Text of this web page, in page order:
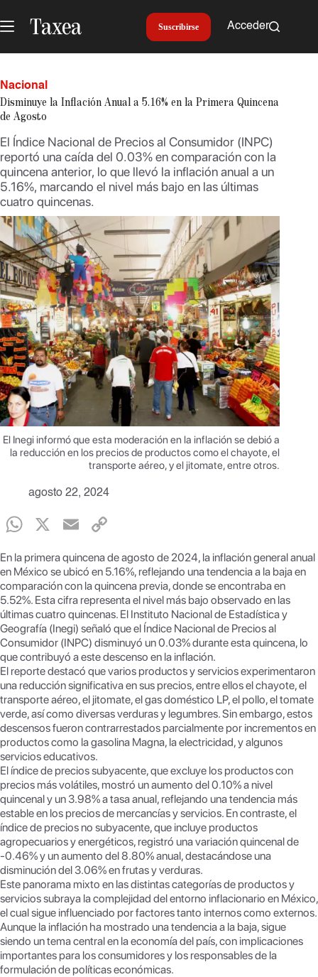
al
contenido
Suscribirse Acceder
Nacional
Disminuye la Inflación Anual a 5.16% en la Primera Quincena
de Agosto
El Índice Nacional de Precios al Consumidor (INPC)
reportó una caída del 0.03% en comparación con la
quincena anterior, lo que llevó la inflación anual a un
5.16%, marcando el nivel más bajo en las últimas
cuatro quincenas.
El Inegi informó que esta moderación en la inflación se debió a
la reducción en los precios de productos como el chayote, el
transporte aéreo, y el jitomate, entre otros.
agosto 22, 2024
W
at
s
A
p
p
X
E
ail
o
p
y
Li
n
k
En la primera quincena de agosto de 2024, la inflación general anual
en México se ubicó en 5.16%, reflejando una tendencia a la baja en
comparación con la quincena previa, donde se encontraba en
5.52%. Esta cifra representa el nivel más bajo observado en las
últimas cuatro quincenas. El Instituto Nacional de Estadística y
Geografía (Inegi) señaló que el Índice Nacional de Precios al
Consumidor (INPC) disminuyó un 0.03% durante esta quincena, lo
que contribuyó a este descenso en la inflación.
El reporte destacó que varios productos y servicios experimentaron
una reducción significativa en sus precios, entre ellos el chayote, el
transporte aéreo, el jitomate, el gas doméstico LP, el pollo, el tomate
verde, así como diversas verduras y legumbres. Sin embargo, estos
descensos fueron contrarrestados parcialmente por incrementos en
productos como la gasolina Magna, la electricidad, y algunos
servicios educativos.
El índice de precios subyacente, que excluye los productos con
precios más volátiles, mostró un aumento del 0.10% a nivel
quincenal y un 3.98% a tasa anual, reflejando una tendencia más
estable en los precios de mercancías y servicios. En contraste, el
índice de precios no subyacente, que incluye productos
agropecuarios y energéticos, registró una variación quincenal de
-0.46% y un aumento del 8.80% anual, destacándose una
disminución del 3.06% en frutas y verduras.
Este panorama mixto en las distintas categorías de productos y
servicios subraya la complejidad del entorno inflacionario en México,
el cual sigue influenciado por factores tanto internos como externos.
Aunque la inflación ha mostrado una tendencia a la baja, sigue
siendo un tema central en la economía del país, con implicaciones
importantes para los consumidores y los responsables de la
formulación de políticas económicas.